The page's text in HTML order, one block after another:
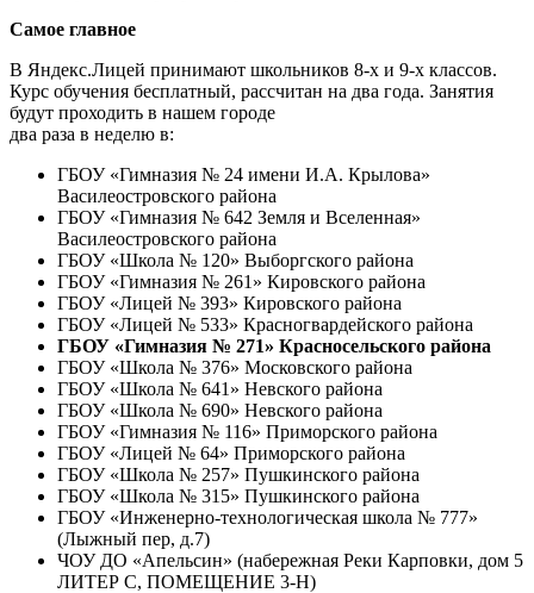
Самое главное
В Яндекс.Лицей принимают школьников 8-х и 9-х классов.
Курс обучения бесплатный, рассчитан на два года. Занятия
будут проходить в нашем городе
два раза в неделю в:
ГБОУ «Гимназия № 24 имени И.А. Крылова»
Василеостровского района
ГБОУ «Гимназия № 642 Земля и Вселенная»
Василеостровского района
ГБОУ «Школа № 120» Выборгского района
ГБОУ «Гимназия № 261» Кировского района
ГБОУ «Лицей № 393» Кировского района
ГБОУ «Лицей № 533» Красногвардейского района
ГБОУ «Гимназия № 271» Красносельского района
ГБОУ «Школа № 376» Московского района
ГБОУ «Школа № 641» Невского района
ГБОУ «Школа № 690» Невского района
ГБОУ «Гимназия № 116» Приморского района
ГБОУ «Лицей № 64» Приморского района
ГБОУ «Школа № 257» Пушкинского района
ГБОУ «Школа № 315» Пушкинского района
ГБОУ «Инженерно-технологическая школа № 777»
(Лыжный пер, д.7)
ЧОУ ДО «Апельсин» (набережная Реки Карповки, дом 5
ЛИТЕР С, ПОМЕЩЕНИЕ 3-Н)